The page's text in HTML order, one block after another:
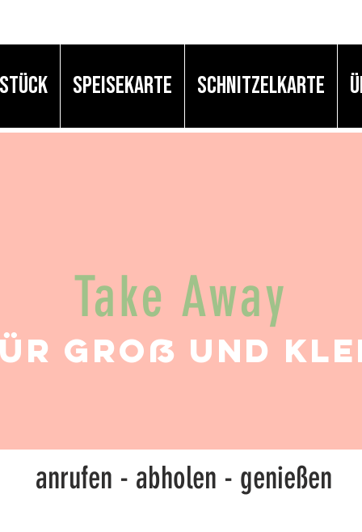
SPEISEKARTE Schnitzelkarte
Take Away
Groß und
anrufen - abholen - genießen